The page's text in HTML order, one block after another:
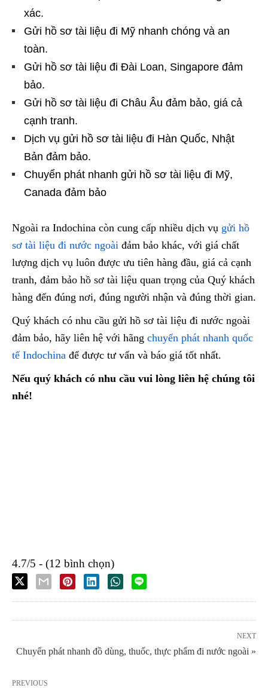
xác.
Gửi hồ sơ tài liệu đi Mỹ nhanh chóng và an
toàn.
Gửi hồ sơ tài liệu đi Đài Loan, Singapore đảm
bảo.
Gửi hồ sơ tài liệu đi Châu Âu đảm bảo, giá cả
cạnh tranh.
Dịch vụ gửi hồ sơ tài liệu đi Hàn Quốc, Nhật
Bản đảm bảo.
Chuyển phát nhanh gửi hồ sơ tài liệu đi Mỹ,
Canada đảm bảo
Ngoài ra Indochina còn cung cấp nhiều dịch vụ gửi hồ
sơ tài liệu đi nước ngoài đảm bảo khác, với giá chất
lượng dịch vụ luôn được ưu tiên hàng đầu, giá cả cạnh
tranh, đảm bảo hồ sơ tài liệu quan trọng của Quý khách
hàng đến đúng nơi, đúng người nhận và đúng thời gian.
Quý khách có nhu cầu gửi hồ sơ tài liệu đi nước ngoài
đảm bảo, hãy liên hệ với hãng chuyển phát nhanh quốc
tế Indochina để được tư vấn và báo giá tốt nhất.
Nếu quý khách có nhu cầu vui lòng liên hệ chúng tôi
nhé!
4.7/5 - (12 bình chọn)
NEXT
Chuyển phát nhanh đồ dùng, thuốc, thực phẩm đi nước ngoài »
PREVIOUS